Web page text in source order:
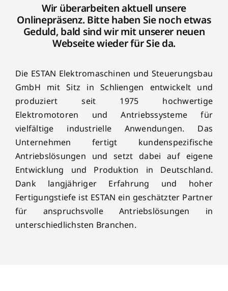
Wir überarbeiten aktuell unsere
Onlinepräsenz. Bitte haben Sie noch etwas
Geduld, bald sind wir mit unserer neuen
Webseite wieder für Sie da.
Die ESTAN Elektromaschinen und Steuerungsbau
GmbH mit Sitz in Schliengen entwickelt und
produziert seit 1975 hochwertige
Elektromotoren und Antriebssysteme für
vielfältige industrielle Anwendungen. Das
Unternehmen fertigt kundenspezifische
Antriebslösungen und setzt dabei auf eigene
Entwicklung und Produktion in Deutschland.
Dank langjähriger Erfahrung und hoher
Fertigungstiefe ist ESTAN ein geschätzter Partner
für anspruchsvolle Antriebslösungen in
unterschiedlichsten Branchen.